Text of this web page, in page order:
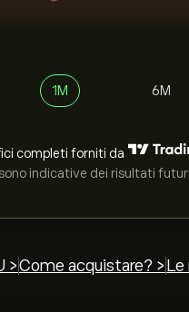
1M 6M
completi forniti da
indicative dei risultati futuri
>Come acquistare? >